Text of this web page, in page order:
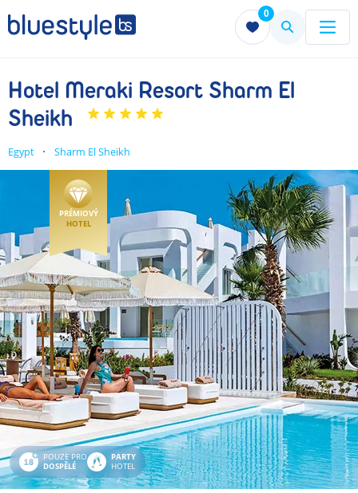
0
Menu Menu
Hotel Meraki Resort Sharm El
Sheikh
Egypt Sharm El Sheikh
PRÉMIOVÝ
HOTEL
POUZE PRO
DOSPĚLÉ
PARTY
HOTEL